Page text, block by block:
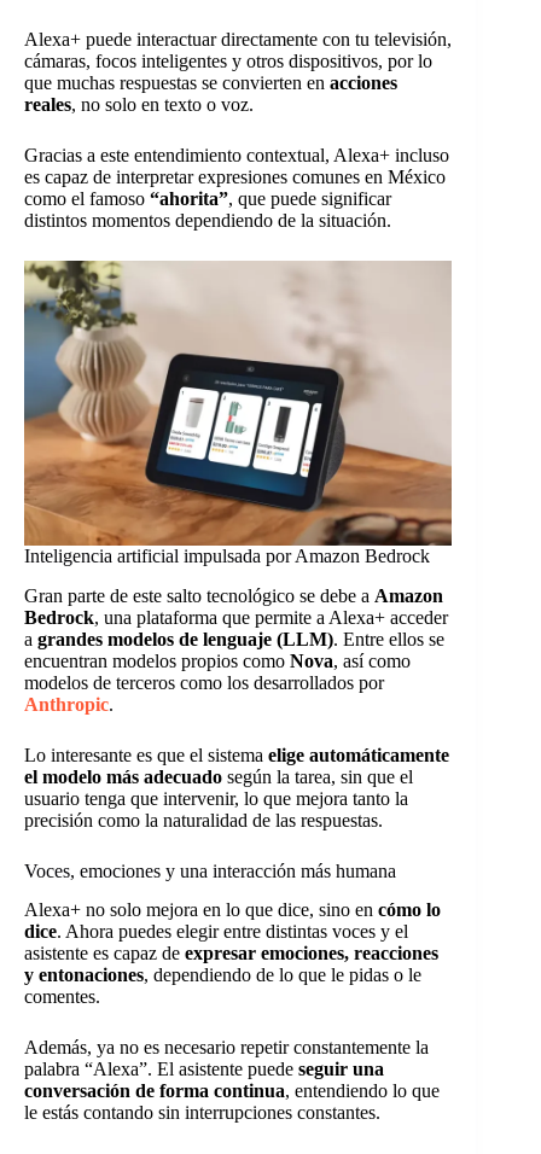
Alexa+ puede interactuar directamente con tu televisión,
cámaras, focos inteligentes y otros dispositivos, por lo
que muchas respuestas se convierten en acciones
reales, no solo en texto o voz.
Gracias a este entendimiento contextual, Alexa+ incluso
es capaz de interpretar expresiones comunes en México
como el famoso “ahorita”, que puede significar
distintos momentos dependiendo de la situación.
Inteligencia artificial impulsada por Amazon Bedrock
Gran parte de este salto tecnológico se debe a Amazon
Bedrock, una plataforma que permite a Alexa+ acceder
a grandes modelos de lenguaje (LLM). Entre ellos se
encuentran modelos propios como Nova, así como
modelos de terceros como los desarrollados por
Anthropic.
Lo interesante es que el sistema elige automáticamente
el modelo más adecuado según la tarea, sin que el
usuario tenga que intervenir, lo que mejora tanto la
precisión como la naturalidad de las respuestas.
Voces, emociones y una interacción más humana
Alexa+ no solo mejora en lo que dice, sino en cómo lo
dice. Ahora puedes elegir entre distintas voces y el
asistente es capaz de expresar emociones, reacciones
y entonaciones, dependiendo de lo que le pidas o le
comentes.
Además, ya no es necesario repetir constantemente la
palabra “Alexa”. El asistente puede seguir una
conversación de forma continua, entendiendo lo que
le estás contando sin interrupciones constantes.